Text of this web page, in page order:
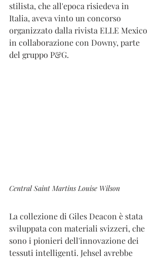
stilista, che all'epoca risiedeva in
Italia, aveva vinto un concorso
organizzato dalla rivista ELLE Mexico
in collaborazione con Downy, parte
del gruppo P&G.
Central Saint Martins Louise Wilson
La collezione di Giles Deacon è stata
sviluppata con materiali svizzeri, che
sono i pionieri dell'innovazione dei
tessuti intelligenti. Jehsel avrebbe